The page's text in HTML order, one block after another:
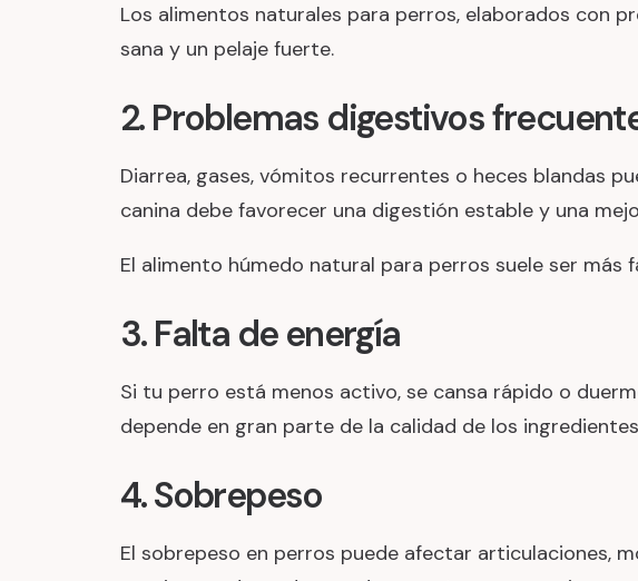
Los alimentos naturales para perros, elaborados con
sana y un pelaje fuerte.
2. Problemas digestivos
Diarrea, gases, vómitos recurrentes o heces blandas
canina debe favorecer una digestión estable y una
El alimento húmedo natural para perros suele ser
3. Falta de energía
Si tu perro está menos activo, se cansa rápido o
depende en gran parte de la calidad de los
4. Sobrepeso
El sobrepeso en perros puede afectar articulaciones,